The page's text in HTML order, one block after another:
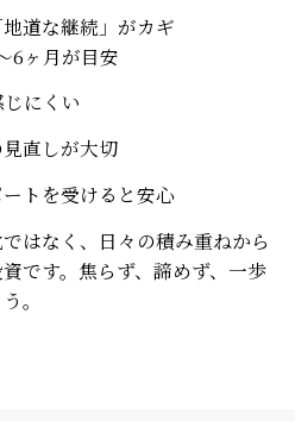
道な継続」がカギ
6ヶ月が目安
にくい
直しが大切
トを受けると安心
はなく、日々の積み重ねから
です。焦らず、諦めず、一歩
。